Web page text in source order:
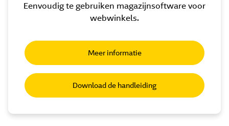
Eenvoudig te gebruiken magazijnsoftware voor
webwinkels.
Meer informatie
Download de handleiding